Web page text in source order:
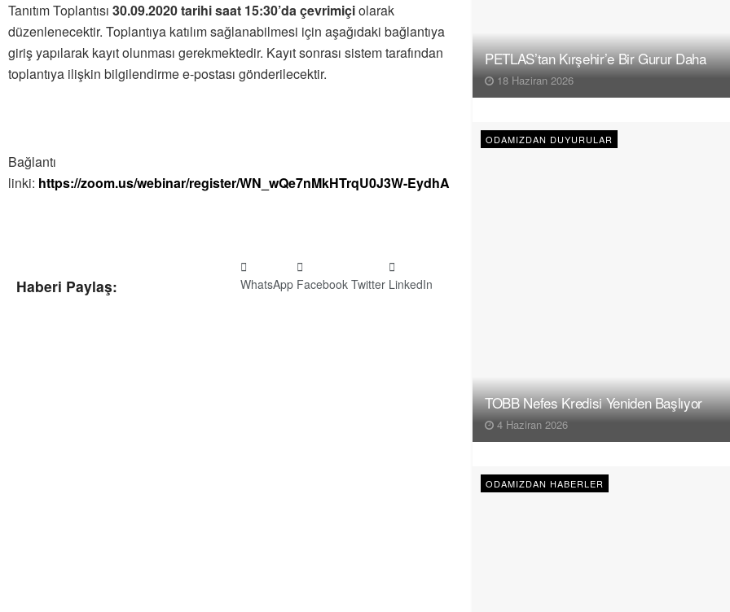
Tanıtım Toplantısı 30.09.2020 tarihi saat 15:30’da çevrimiçiolarak
düzenlenecektir. Toplantıya katılım sağlanabilmesi için aşağıdaki bağlantıya
giriş yapılarak kayıt olunması gerekmektedir. Kayıt sonrası sistem tarafından
toplantıya ilişkin bilgilendirme e-postası gönderilecektir.
Bağlantı
linki: https://zoom.us/webinar/register/WN_wQe7nMkHTrqU0J3W-EydhA
Haberi Paylaş: WhatsApp Facebook Twitter LinkedIn
PETLAS’tan Kırşehir’e Bir Gurur Daha
18 Haziran 2026
ODAMIZDAN DUYURULAR
TOBB Nefes Kredisi Yeniden Başlıyor
4 Haziran 2026
ODAMIZDAN HABERLER